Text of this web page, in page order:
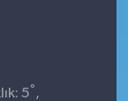
5° ,